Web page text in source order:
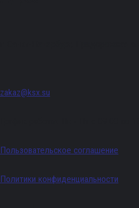
zakaz@ksx.su
Пользовательское соглашение
Политики конфиденциальности